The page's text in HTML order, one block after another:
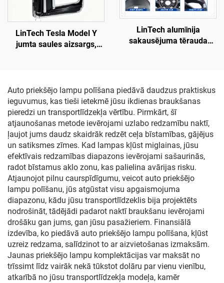
LinTech Tesla Model Y
jumta saules aizsargs,
LinTech alumīnija
sakausējuma tērauda
Auto priekšējo lampu polīšana piedāvā daudzus praktiskus
ieguvumus, kas tieši ietekmē jūsu ikdienas braukšanas
pieredzi un transportlīdzekļa vērtību. Pirmkārt, šī
atjaunošanas metode ievērojami uzlabo redzamību naktī,
ļaujot jums daudz skaidrāk redzēt ceļa bīstamības, gājējus
un satiksmes zīmes. Kad lampas kļūst miglainas, jūsu
efektīvais redzamības diapazons ievērojami sašaurinās,
radot bīstamus aklo zonu, kas palielina avārijas risku.
Atjaunojot pilnu caurspīdīgumu, veicot auto priekšējo
lampu polīšanu, jūs atgūstat visu apgaismojuma
diapazonu, kādu jūsu transportlīdzeklis bija projektēts
nodrošināt, tādējādi padarot naktī braukšanu ievērojami
drošāku gan jums, gan jūsu pasažieriem. Finansiālā
izdevība, ko piedāvā auto priekšējo lampu polīšana, kļūst
uzreiz redzama, salīdzinot to ar aizvietošanas izmaksām.
Jaunas priekšējo lampu komplektācijas var maksāt no
trīssimt līdz vairāk nekā tūkstot dolāru par vienu vienību,
atkarībā no jūsu transportlīdzekļa modeļa, kamēr